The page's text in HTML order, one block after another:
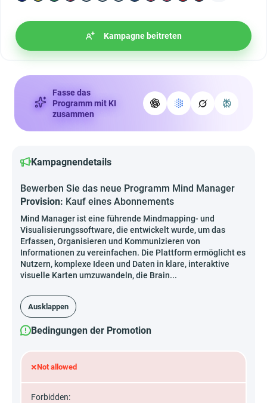
Kampagne beitreten
Fasse das
Programm mit KI
zusammen
Kampagnendetails
Bewerben Sie das neue Programm Mind Manager
Provision: Kauf eines Abonnements
Mind Manager ist eine führende Mindmapping- und
Visualisierungssoftware, die entwickelt wurde, um das
Erfassen, Organisieren und Kommunizieren von
Informationen zu vereinfachen. Die Plattform ermöglicht es
Nutzern, komplexe Ideen und Daten in klare, interaktive
visuelle Karten umzuwandeln, die Brain...
Ausklappen
Bedingungen der Promotion
×Not allowed
Forbidden: